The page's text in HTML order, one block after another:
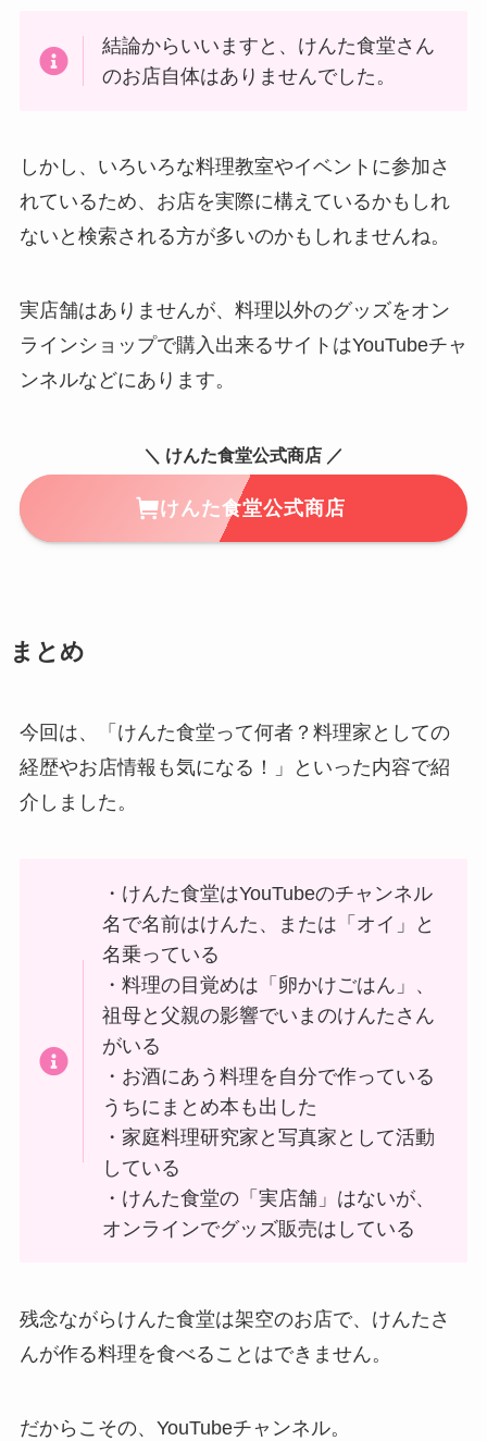
結論からいいますと、けんた食堂さん
のお店自体はありませんでした。
しかし、いろいろな料理教室やイベントに参加さ
れているため、お店を実際に構えているかもしれ
ないと検索される方が多いのかもしれませんね。
実店舗はありませんが、料理以外のグッズをオン
ラインショップで購入出来るサイトはYouTubeチャ
ンネルなどにあります。
＼ けんた食堂公式商店 ／
けんた食堂公式商店
まとめ
今回は、「けんた食堂って何者？料理家としての
経歴やお店情報も気になる！」といった内容で紹
介しました。
・けんた食堂はYouTubeのチャンネル
名で名前はけんた、または「オイ」と
名乗っている
・料理の目覚めは「卵かけごはん」、
祖母と父親の影響でいまのけんたさん
がいる
・お酒にあう料理を自分で作っている
うちにまとめ本も出した
・家庭料理研究家と写真家として活動
している
・けんた食堂の「実店舗」はないが、
オンラインでグッズ販売はしている
残念ながらけんた食堂は架空のお店で、けんたさ
んが作る料理を食べることはできません。
だからこその、YouTubeチャンネル。